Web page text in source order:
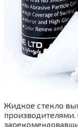
Жидкое стекло